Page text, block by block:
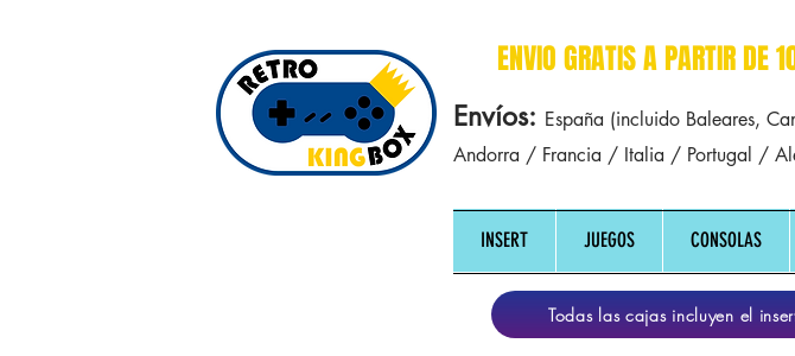
ENVIO GRATIS A PARTIR DE
Envíos: España (incluido Baleares,
Andorra / Francia / Italia / Portugal /
INSERT JUEGOS CONSOLAS
Todas las cajas incluyen el